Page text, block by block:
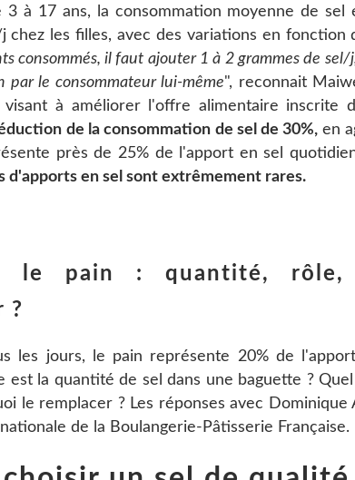
3 à 17 ans, la consommation moyenne de
chez les filles, avec des variations en fonction
consommés, il faut ajouter 1 à 2 grammes de sel/
par le consommateur lui-même", reconnait
visant à améliorer l'offre alimentaire inscrite
de la consommation de sel de 30%, en
près de 25% de l'apport en sel
d'apports en sel sont extrêmement rares.
le pain : quantité,
?
les jours, le pain représente 20% de
est la quantité de sel dans une baguette ?
le remplacer ? Les réponses avec
de la Boulangerie-Pâtisserie Française.